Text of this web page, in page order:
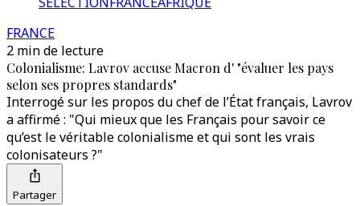
FRANCE
2 min de lecture
Colonialisme: Lavrov accuse Macron d' "évaluer les pays
selon ses propres standards"
Interrogé sur les propos du chef de l’État français, Lavrov
a affirmé : "Qui mieux que les Français pour savoir ce
qu’est le véritable colonialisme et qui sont les vrais
colonisateurs ?"
Partager